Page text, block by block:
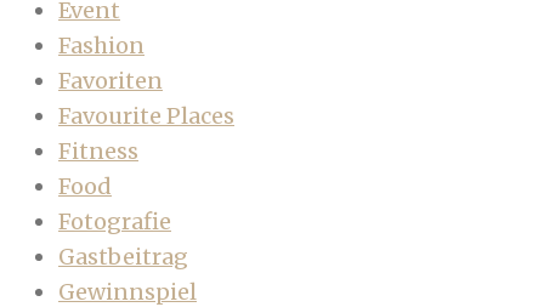
Event
Fashion
Favoriten
Favourite Places
Fitness
Food
Fotografie
Gastbeitrag
Gewinnspiel